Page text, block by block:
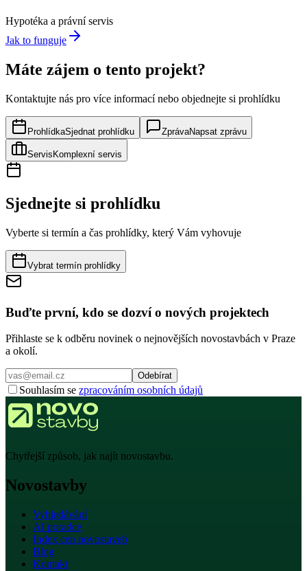
Hypotéka a právní servis
Jak to funguje
Máte zájem o tento projekt?
Kontaktujte nás pro více informací nebo objednejte si prohlídku
ProhlídkaSjednat prohlídku ZprávaNapsat zprávu
Servis Komplexní servis
Sjednejte si prohlídku
Vyberte si termín a čas prohlídky, který Vám vyhovuje
Vybrat termín prohlídky
Buďte první, kdo se dozví o nových projektech
Přihlaste se k odběru novinek o nejnovějších novostavbách v Praze
a okolí.
Odebírat
Souhlasím se zpracováním osobních údajů
Chytřejší způsob, jak najít novostavbu.
Novostavby
Vyhledávání
AI poradce
Index cen novostaveb
Blog
Kontakt